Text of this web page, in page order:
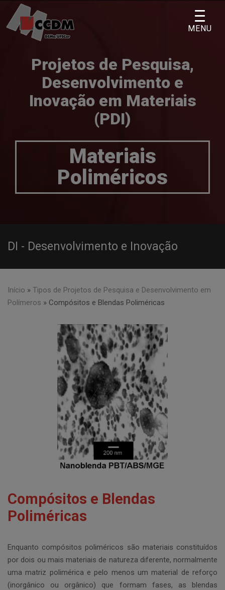
content
Projetos de Pesquisa,
Desenvolvimento e
Inovação em Materiais
(PDI)
Materiais
Poliméricos
DI - Desenvolvimento e Inovação
Início » Tipos de Projetos de Pesquisa e Desenvolvimento em
Polímeros » Compósitos e Blendas Poliméricas
Compósitos e Blendas
Poliméricas
Enquanto compósitos poliméricos são materiais constituídos
por dois ou mais materiais de natureza diferente, normalmente
uma matriz polimérica e pelo menos um material de reforço
(inorgânico ou orgânico) que formam fases, as blendas
MENU